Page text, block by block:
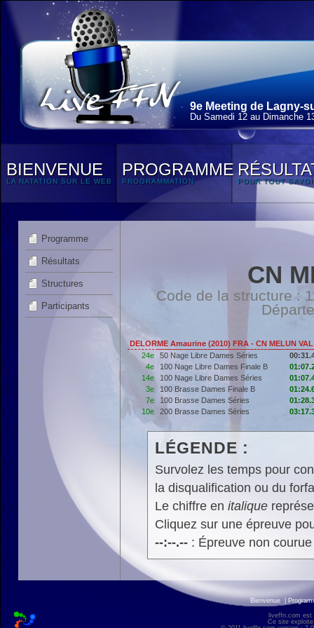
9e Meeting de Lagny-
Du Samedi 12 au Dimanche
BIENVENUE
LA NATATION SUR LE WEB
PROGRAMME
PROGRAMMATION POUR TOUT
Programme
Résultats
Structures
Participants
CN
Code de la structure :
DELORME Amaurine (2010) FRA - CN MELUN VAL
24e
50 Nage Libre Dames Séries
4e
100 Nage Libre Dames Finale B
14e
100 Nage Libre Dames Séries
3e
100 Brasse Dames Finale B
7e
100 Brasse Dames Séries
10e
200 Brasse Dames Séries
LÉGENDE :
Survolez les temps pour
la disqualification ou du
Le chiffre en italique
Cliquez sur une épreuve
--:--.--: Épreuve non
Bienvenue
liveffn.com est
Ce site